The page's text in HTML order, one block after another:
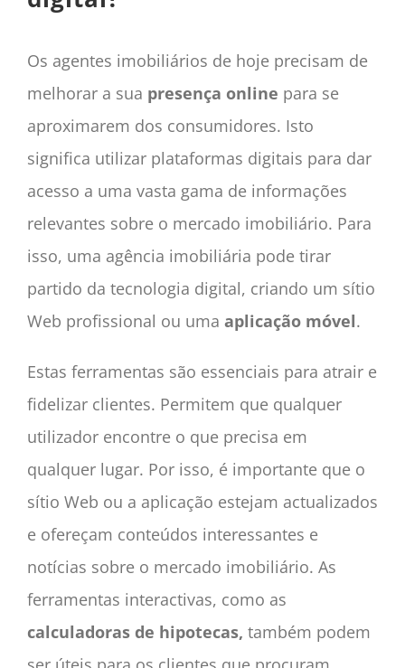
Os agentes imobiliários de hoje precisam de
melhorar a sua presença online para se
aproximarem dos consumidores. Isto
significa utilizar plataformas digitais para dar
acesso a uma vasta gama de informações
relevantes sobre o mercado imobiliário. Para
isso, uma agência imobiliária pode tirar
partido da tecnologia digital, criando um sítio
Web profissional ou uma aplicação móvel.
Estas ferramentas são essenciais para atrair e
fidelizar clientes. Permitem que qualquer
utilizador encontre o que precisa em
qualquer lugar. Por isso, é importante que o
sítio Web ou a aplicação estejam actualizados
e ofereçam conteúdos interessantes e
notícias sobre o mercado imobiliário. As
ferramentas interactivas, como as
calculadoras de hipotecas, também podem